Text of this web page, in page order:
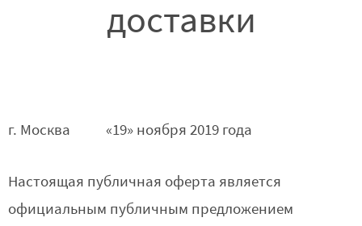
доставки
г. Москва «19» ноября 2019 года
Настоящая публичная оферта является
официальным публичным предложением